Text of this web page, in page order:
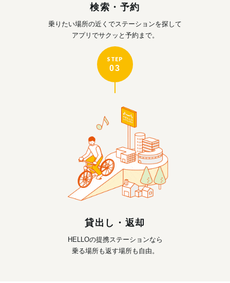
検索・予約
乗りたい場所の近くでステーションを探して
アプリでサクッと予約まで。
STEP
03
貸出し・返却
HELLOの提携ステーションなら
乗る場所も返す場所も自由。